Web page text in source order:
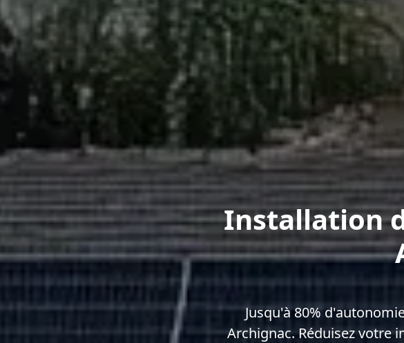
Installation
Jusqu'à 80%
Archignac. Réduisez votre